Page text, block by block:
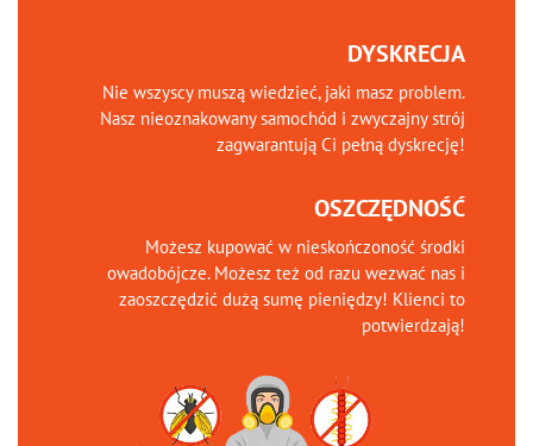
DYSKRECJA
Nie wszyscy muszą wiedzieć, jaki masz problem.
Nasz nieoznakowany samochód i zwyczajny strój
zagwarantują Ci pełną dyskrecję!
OSZCZĘDNOŚĆ
Możesz kupować w nieskończoność środki
owadobójcze. Możesz też od razu wezwać nas i
zaoszczędzić dużą sumę pieniędzy! Klienci to
potwierdzają!